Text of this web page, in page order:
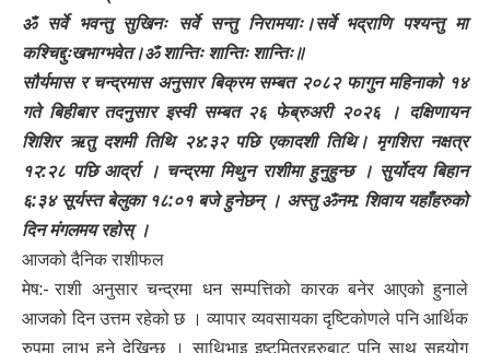
ॐ सर्वे भवन्तु सुखिनः सर्वे सन्तु निरामयाः।सर्वे भद्राणि पश्यन्तु मा
कश्चिद्दुःखभाग्भवेत।ॐ शान्तिः शान्तिः शान्तिः॥
सौर्यमास र चन्द्रमास अनुसार बिक्रम सम्बत २०८२ फागुन महिनाको १४
गते बिहीबार तदनुसार इस्वी सम्बत २६ फेब्रुअरी २०२६ । दक्षिणायन
शिशिर ऋतु दशमी तिथि २४:३२ पछि एकादशी तिथि। मृगशिरा नक्षत्र
१२:२८ पछि आर्द्रा । चन्द्रमा मिथुन राशीमा हुनुहुन्छ । सुर्योदय बिहान
६:३४ सूर्यस्त बेलुका १८:०१ बजे हुनेछन् । अस्तु ॐनम: शिवाय यहाँहरुको
दिन मंगलमय रहोस् ।
आजको दैनिक राशीफल
मेष:- राशी अनुसार चन्द्रमा धन सम्पत्तिको कारक बनेर आएको हुनाले
आजको दिन उत्तम रहेको छ । व्यापार व्यवसायका दृष्टिकोणले पनि आर्थिक
रुपमा लाभ हुने देखिन्छ । साथिभाइ इष्टमित्रहरुबाट पनि साथ सहयोग